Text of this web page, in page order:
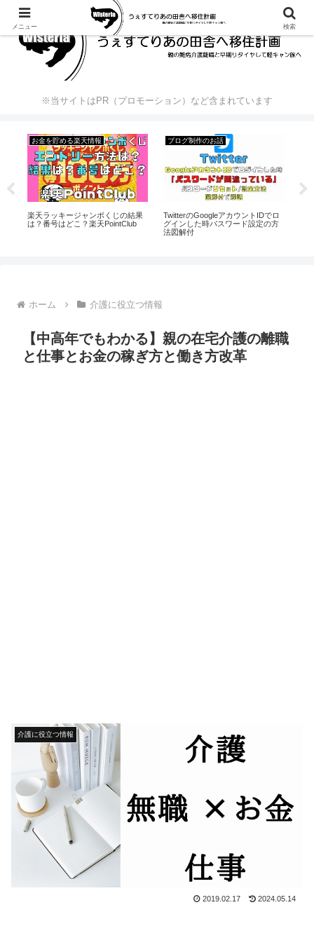
※当サイトはPR（プロモーション）など含まれています
お金を貯める楽天情報
楽天ラッキージャンボくじの結果
は？番号はどこ？楽天PointClub
ブログ制作のお話
TwitterのGoogleアカウントIDでロ
グインした時パスワード設定の方
法図解付
ホーム 介護に役立つ情報
【中高年でもわかる】親の在宅介護の離職
と仕事とお金の稼ぎ方と働き方改革
介護に役立つ情報
2019.02.17 2024.05.14
メニュー 検索